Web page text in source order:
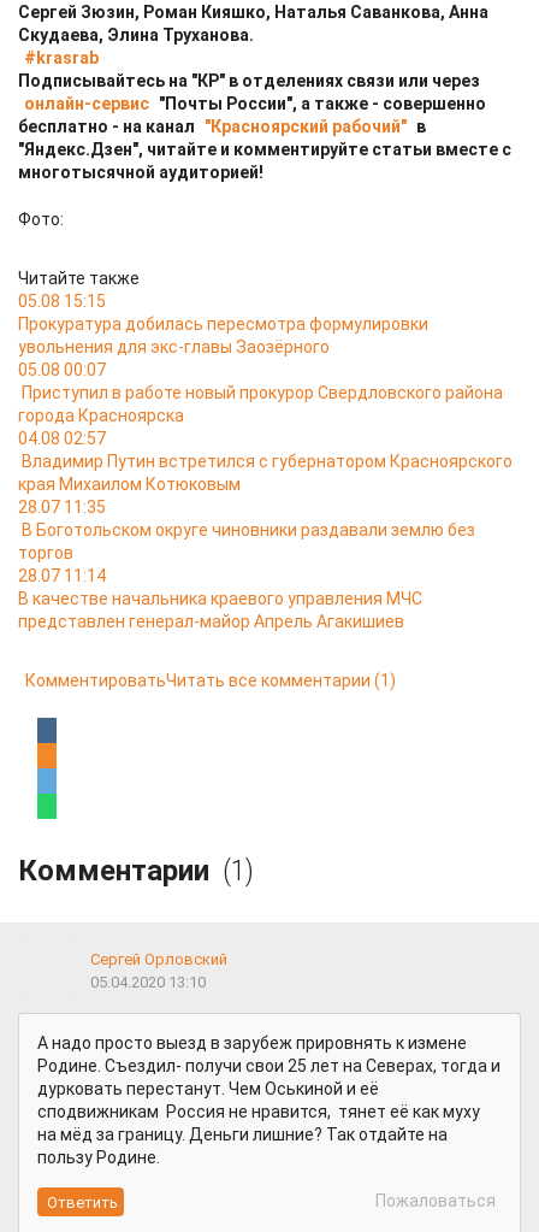
Сергей Зюзин, Роман Кияшко, Наталья Саванкова, Анна
Скудаева, Элина Труханова.
#krasrab
Подписывайтесь на "КР" в отделениях связи или через
онлайн-сервис "Почты России", а также - совершенно
бесплатно - на канал
"Красноярский рабочий" в
"Яндекс.Дзен", читайте и комментируйте статьи вместе с
многотысячной аудиторией!
Фото:
Читайте также
05.08 15:15
Прокуратура добилась пересмотра формулировки
увольнения для экс-главы Заозёрного
05.08 00:07
Приступил в работе новый прокурор Свердловского района
города Красноярска
04.08 02:57
Владимир Путин встретился с губернатором Красноярского
края Михаилом Котюковым
28.07 11:35
В Боготольском округе чиновники раздавали землю без
торгов
28.07 11:14
В качестве начальника краевого управления МЧС
представлен генерал-майор Апрель Агакишиев
КомментироватьЧитать все комментарии (1)
Комментарии (1)
Сергей Орловский
05.04.2020 13:10
А надо просто выезд в зарубеж прировнять к измене
Родине. Съездил- получи свои 25 лет на Северах, тогда и
дурковать перестанут. Чем Оськиной и её
сподвижникам Россия не нравится, тянет её как муху
на мёд за границу. Деньги лишние? Так отдайте на
пользу Родине.
Пожаловаться